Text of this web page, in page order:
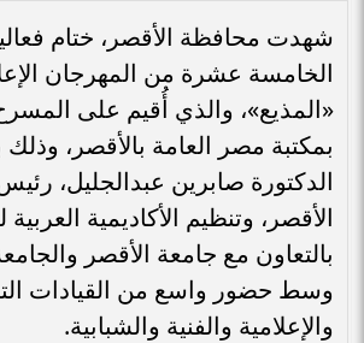
شهدت محافظة الأقصر، ختام
الخامسة عشرة من المهرجان
«المذيع»، والذي أُقيم على
بمكتبة مصر العامة بالأقصر،
الدكتورة صابرين عبدالجليل،
الأقصر، وتنظيم الأكاديمية العربية
بالتعاون مع جامعة الأقصر
وسط حضور واسع من القيادات
والإعلامية والفنية والشبابية.